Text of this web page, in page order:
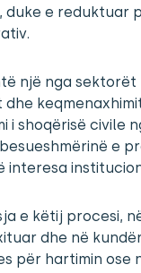
e reduktuar
një nga
i shoqërisë civile
e
e këtij procesi,
dhe në
për hartimin ose